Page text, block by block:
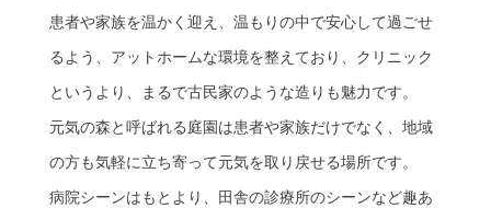
患者や家族を温かく迎え、温もりの中で安心して過ごせ
るよう、アットホームな環境を整えており、クリニック
というより、まるで古民家のような造りも魅力です。
元気の森と呼ばれる庭園は患者や家族だけでなく、地域
の方も気軽に立ち寄って元気を取り戻せる場所です。
病院シーンはもとより、田舎の診療所のシーンなど趣あ